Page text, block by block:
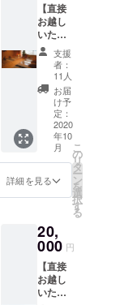
【直接
お越し
いただ
ける
方】 楊
貴館 岩
盤浴沙
羅沙
未来チ
ケット3
枚＋お
礼のお
手紙 ※
ご利用
期限
12月31
日まで
です
支援
者：
11人
お届
け予
定：
2020
年10
月
詳細を見る
こ
の
リ
タ
ー
ン
を
選
択
す
る
20,
000 円
【直接
お越し
いただ